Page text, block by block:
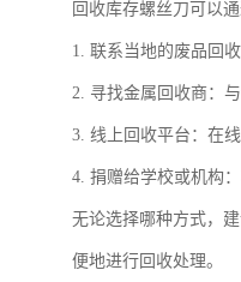
回收库存螺丝刀可以
1. 联系当地的废品回
2. 寻找金属回收商：
3. 线上回收平台：在
4. 捐赠给学校或机构
无论选择哪种方式，
便地进行回收处理。